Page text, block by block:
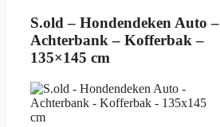
S.old – Hondendeken Auto –
Achterbank – Kofferbak –
135×145 cm